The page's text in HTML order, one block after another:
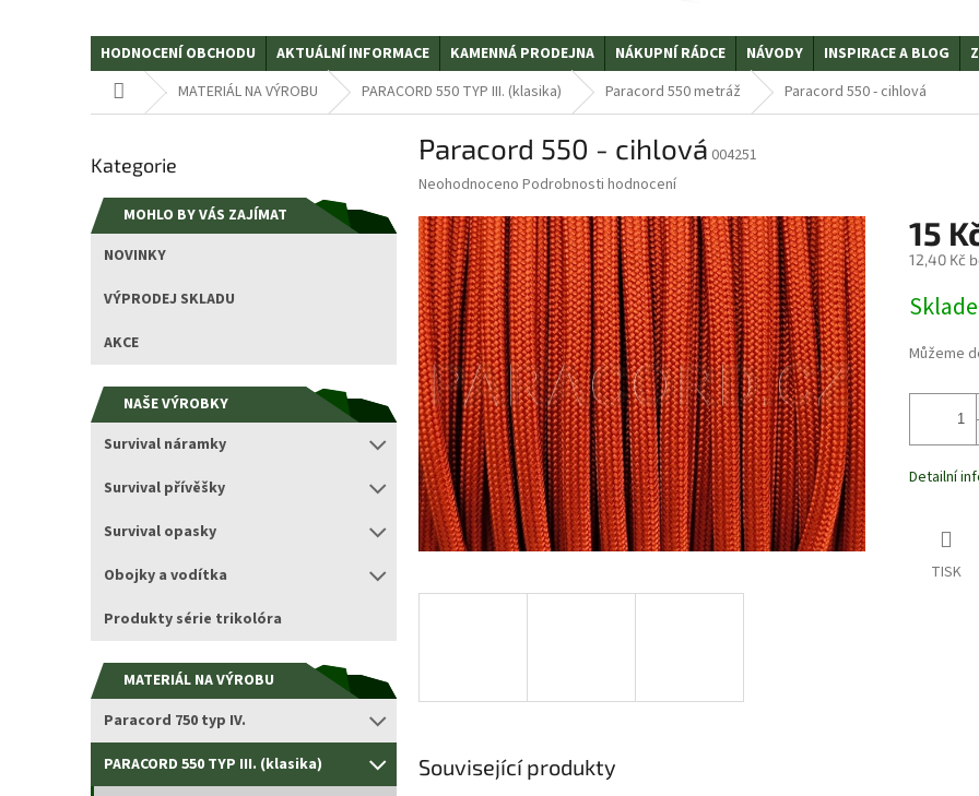
HODNOCENÍ OBCHODU AKTUÁLNÍ INFORMACE KAMENNÁ PRODEJNA NÁKUPNÍ RÁDCE NÁVODY INSPIRACE A BLOG
Domů MATERIÁL NA VÝROBU PARACORD 550 TYP III. (klasika) Paracord 550 metráž Paracord 550 - cihlová
s
r
n
e
kategorie
Kategorie
MOHLO BY VÁS ZAJÍMAT
NOVINKY
VÝPRODEJ SKLADU
AKCE
NAŠE VÝROBKY
Survival náramky
Survival přívěšky
Survival opasky
Obojky a vodítka
Produkty série trikolóra
MATERIÁL NA VÝROBU
Paracord 750 typ IV.
PARACORD 550 TYP III. (klasika)
Paracord 550 - cihlová 004251
Průměrné
produktu
je
0,0
z
5
hvězdiček.
Neohodnoceno Podrobnosti hodnocení
15
12,40 Kč
cena:
Můžeme
Detailní
TISK
Související produkty